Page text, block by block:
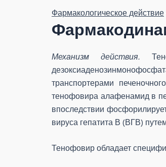
Фармакологическое действие
Механизм действия.
транспортерами
тенофовира алафенамид в
впоследствии
вируса гепатита В (ВГВ)
Тенофовир обладает